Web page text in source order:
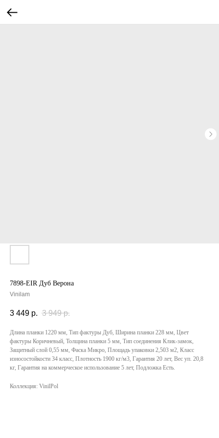
7898-EIR Дуб Верона
Vinilam
3 449 р. 3 949 р.
Длина планки 1220 мм, Тип фактуры Дуб, Ширина планки 228 мм, Цвет
фактуры Коричневый, Толщина планки 5 мм, Тип соединения Клик-замок,
Защитный слой 0,55 мм, Фаска Микро, Площадь упаковки 2,503 м2, Класс
износостойкости 34 класс, Плотность 1900 кг/м3, Гарантия 20 лет, Вес уп. 20,8
кг, Гарантия на коммерческое использование 5 лет, Подложка Есть.
Коллекция: VinilPol